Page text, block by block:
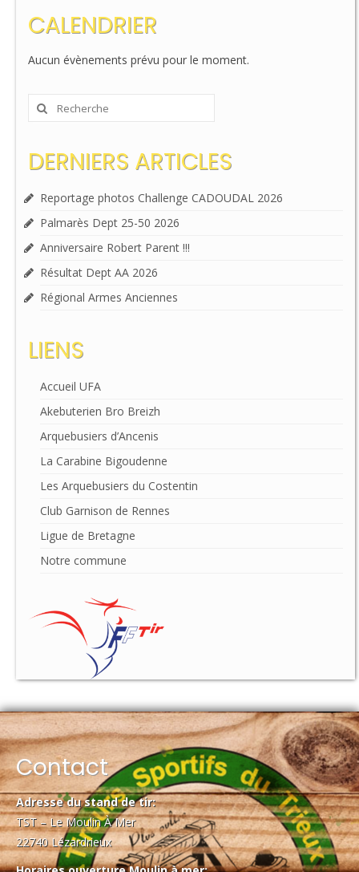
CALENDRIER
Aucun évènements prévu pour le moment.
Rechercher
:
DERNIERS ARTICLES
Reportage photos Challenge CADOUDAL 2026
Palmarès Dept 25-50 2026
Anniversaire Robert Parent !!!
Résultat Dept AA 2026
Régional Armes Anciennes
LIENS
Accueil UFA
Akebuterien Bro Breizh
Arquebusiers d’Ancenis
La Carabine Bigoudenne
Les Arquebusiers du Costentin
Club Garnison de Rennes
Ligue de Bretagne
Notre commune
Contact
Adresse du stand de tir:
TST – Le Moulin À Mer
22740 Lézardrieux